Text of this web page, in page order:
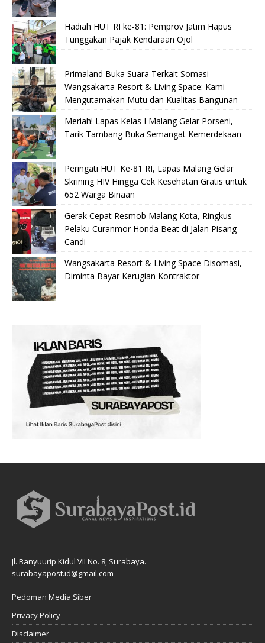
Hadiah HUT RI ke-81: Pemprov Jatim Hapus
Tunggakan Pajak Kendaraan Ojol
Primaland Buka Suara Terkait Somasi
Wangsakarta Resort & Living Space: Kami
Mengutamakan Mutu dan Kualitas Bangunan
Meriah! Lapas Kelas I Malang Gelar Porseni,
Tarik Tambang Buka Semangat Kemerdekaan
Peringati HUT Ke-81 RI, Lapas Malang Gelar
Skrining HIV Hingga Cek Kesehatan Gratis untuk
652 Warga Binaan
Gerak Cepat Resmob Malang Kota, Ringkus
Pelaku Curanmor Honda Beat di Jalan Pisang
Candi
Wangsakarta Resort & Living Space Disomasi,
Diminta Bayar Kerugian Kontraktor
Jl. Banyuurip Kidul VII No. 8, Surabaya.
surabayapost.id@gmail.com
Pedoman Media Siber
Privacy Policy
Disclaimer